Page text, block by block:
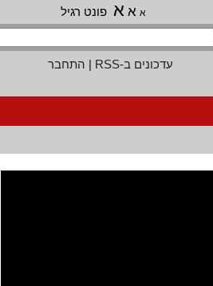
א א פונט רגיל
עדכונים ב-RSS
|התחבר